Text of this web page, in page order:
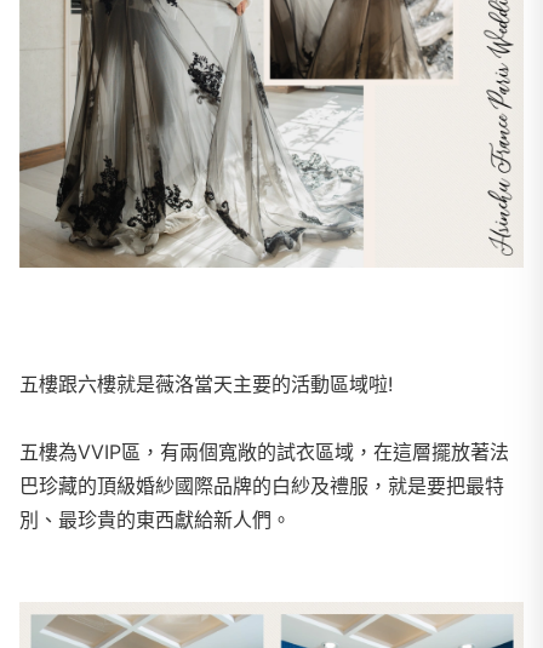
五樓跟六樓就是薇洛當天主要的活動區域啦!
五樓為VVIP區，有兩個寬敞的試衣區域，在這層擺放著法
巴珍藏的頂級婚紗國際品牌的白紗及禮服，就是要把最特
別、最珍貴的東西獻給新人們。